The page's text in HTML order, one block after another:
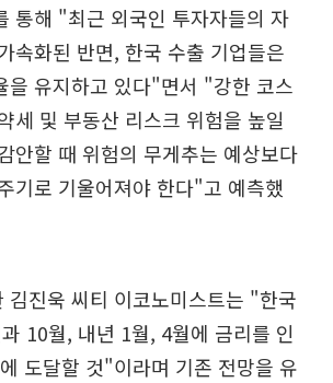
통해 "최근 외국인 투자자들의 자
속화된 반면, 한국 수출 기업들은
을 유지하고 있다"면서 "강한 코스
세 및 부동산 리스크 위험을 높일
안할 때 위험의 무게추는 예상보다
기로 기울어져야 한다"고 예측했
김진욱 씨티 이코노미스트는 "한국
10월, 내년 1월, 4월에 금리를 인
도달할 것"이라며 기존 전망을 유